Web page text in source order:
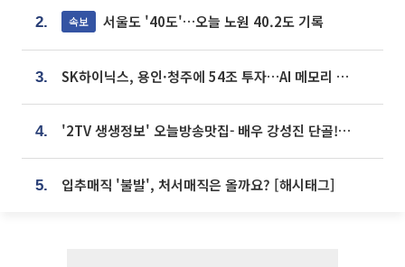
2. 속보 서울도 '40도'…오늘 노원 40.2도 기록
3. SK하이닉스, 용인·청주에 54조 투자…AI 메모리 생산기지 키운다
4. '2TV 생생정보' 오늘방송맛집- 배우 강성진 단골! 쌀국수ㆍ푸팟퐁 커리 맛집 '블○○○'
5. 입추매직 '불발', 처서매직은 올까요? [해시태그]